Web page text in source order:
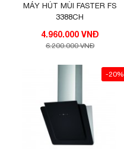
MÁY HÚT MÙI FASTER FS
3388CH
4.960.000 VNĐ
6.200.000 VNĐ
-20%